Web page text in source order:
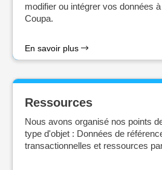
modifier ou intégrer vos données
Coupa.
En savoir plus
Ressources
Nous avons organisé nos points
type d'objet : Données de
transactionnelles et ressources